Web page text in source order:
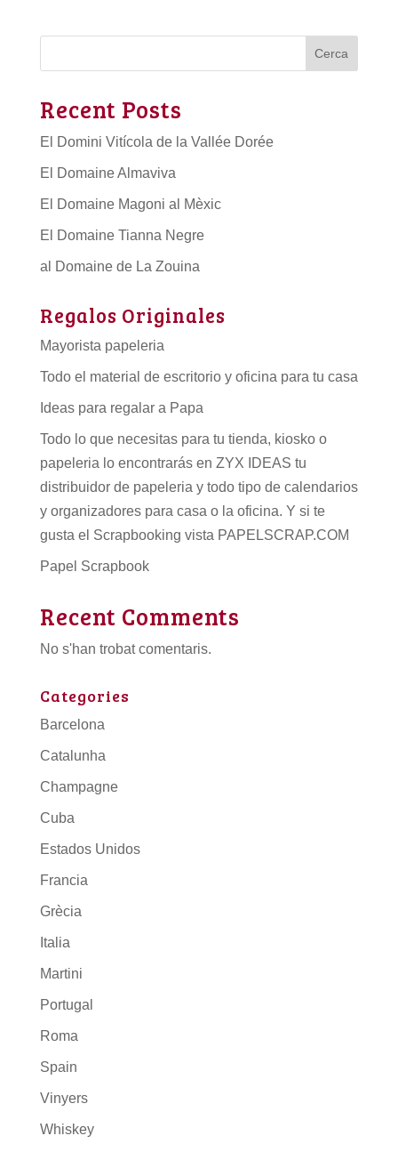
Cerca
Recent Posts
El Domini Vitícola de la Vallée Dorée
El Domaine Almaviva
El Domaine Magoni al Mèxic
El Domaine Tianna Negre
al Domaine de La Zouina
Regalos Originales
Mayorista papeleria
Todo el material de escritorio y oficina para tu casa
Ideas para regalar a Papa
Todo lo que necesitas para tu tienda, kiosko o
papeleria lo encontrarás en ZYX IDEAS tu
distribuidor de papeleria y todo tipo de calendarios
y organizadores para casa o la oficina. Y si te
gusta el Scrapbooking vista PAPELSCRAP.COM
Papel Scrapbook
Recent Comments
No s'han trobat comentaris.
Categories
Barcelona
Catalunha
Champagne
Cuba
Estados Unidos
Francia
Grècia
Italia
Martini
Portugal
Roma
Spain
Vinyers
Whiskey